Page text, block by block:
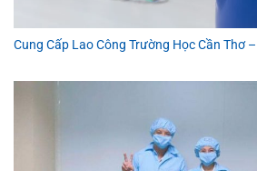
Cung Cấp Lao Công Trường Học Cần Thơ